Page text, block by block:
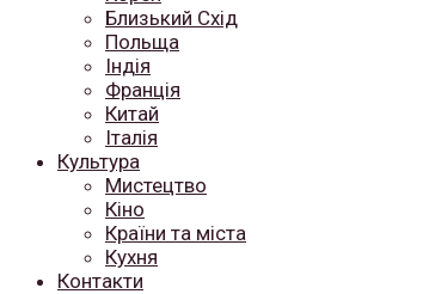
Близький Схід
Польща
Індія
Франція
Китай
Італія
Культура
Мистецтво
Кіно
Країни та міста
Кухня
Контакти